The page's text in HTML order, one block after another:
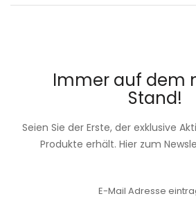
Immer auf dem
Stand!
Seien Sie der Erste, der exklusive
Produkte erhält. Hier zum